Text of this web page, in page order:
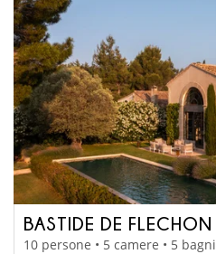
BASTIDE DE FLECHON
10 persone • 5 camere • 5 bagni